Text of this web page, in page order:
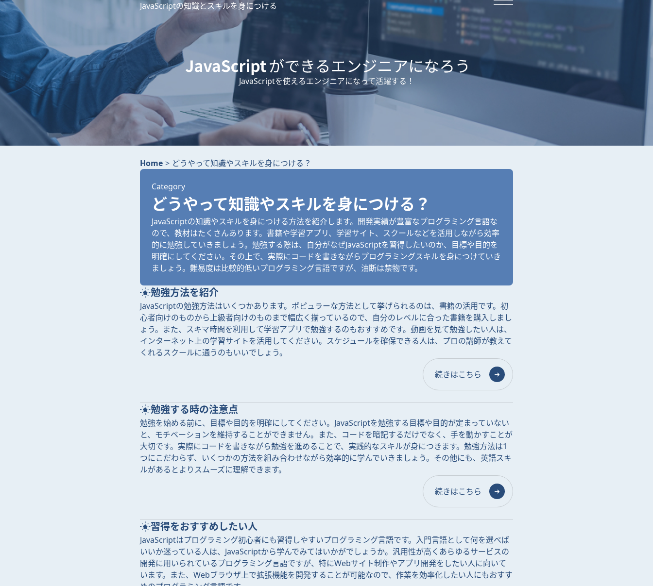
JavaScriptの知識とスキルを身につける
JavaScriptを使えるエンジニアになって活躍する！
Home > どうやって知識やスキルを身につける？
Category
どうやって知識やスキルを身につける？
JavaScriptの知識やスキルを身につける方法を紹介します。開発実績が豊富なプログラミング言語な
ので、教材はたくさんあります。書籍や学習アプリ、学習サイト、スクールなどを活用しながら効率
的に勉強していきましょう。勉強する際は、自分がなぜJavaScriptを習得したいのか、目標や目的を
明確にしてください。その上で、実際にコードを書きながらプログラミングスキルを身につけていき
ましょう。難易度は比較的低いプログラミング言語ですが、油断は禁物です。
勉強方法を紹介
JavaScriptの勉強方法はいくつかあります。ポピュラーな方法として挙げられるのは、書籍の活用です。初
心者向けのものから上級者向けのものまで幅広く揃っているので、自分のレベルに合った書籍を購入しまし
ょう。また、スキマ時間を利用して学習アプリで勉強するのもおすすめです。動画を見て勉強したい人は、
インターネット上の学習サイトを活用してください。スケジュールを確保できる人は、プロの講師が教えて
くれるスクールに通うのもいいでしょう。
続きはこちら
勉強する時の注意点
勉強を始める前に、目標や目的を明確にしてください。JavaScriptを勉強する目標や目的が定まっていない
と、モチベーションを維持することができません。また、コードを暗記するだけでなく、手を動かすことが
大切です。実際にコードを書きながら勉強を進めることで、実践的なスキルが身につきます。勉強方法は1
つにこだわらず、いくつかの方法を組み合わせながら効率的に学んでいきましょう。その他にも、英語スキ
ルがあるとよりスムーズに理解できます。
続きはこちら
習得をおすすめしたい人
JavaScriptはプログラミング初心者にも習得しやすいプログラミング言語です。入門言語として何を選べば
いいか迷っている人は、JavaScriptから学んでみてはいかがでしょうか。汎用性が高くあらゆるサービスの
開発に用いられているプログラミング言語ですが、特にWebサイト制作やアプリ開発をしたい人に向いて
います。また、Webブラウザ上で拡張機能を開発することが可能なので、作業を効率化したい人にもおすす